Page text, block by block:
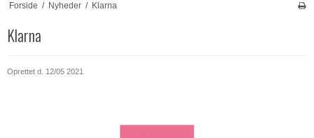
Forside / Nyheder / Klarna
Klarna
Oprettet d. 12/05 2021